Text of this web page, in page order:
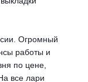
Огромный
работы и
по цене,
все лари